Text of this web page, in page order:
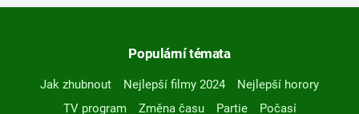
Populární témata
Jak zhubnout Nejlepší filmy 2024
Nejlepší horory
TV program
Změna času Partie
Počasí